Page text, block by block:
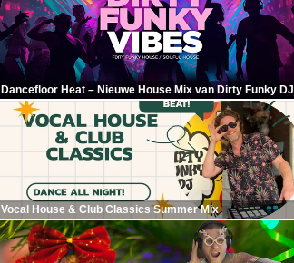
Dancefloor Heat – Nieuwe House Mix van Dirty Funky DJ
Vocal House & Club Classics Summer Mix